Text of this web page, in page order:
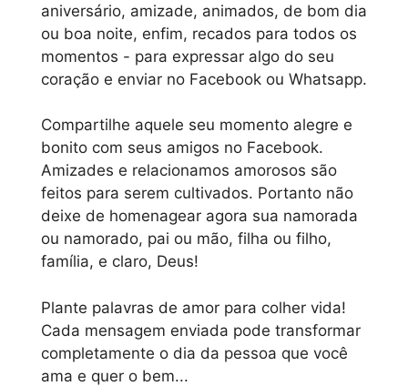
aniversário, amizade, animados, de bom dia
ou boa noite, enfim, recados para todos os
momentos - para expressar algo do seu
coração e enviar no Facebook ou Whatsapp.
Compartilhe aquele seu momento alegre e
bonito com seus amigos no Facebook.
Amizades e relacionamos amorosos são
feitos para serem cultivados. Portanto não
deixe de homenagear agora sua namorada
ou namorado, pai ou mão, filha ou filho,
família, e claro, Deus!
Plante palavras de amor para colher vida!
Cada mensagem enviada pode transformar
completamente o dia da pessoa que você
ama e quer o bem...